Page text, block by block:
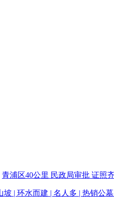
青浦区40公里 民政局审批 证照
| 环水而建 | 名人多 | 热销公墓